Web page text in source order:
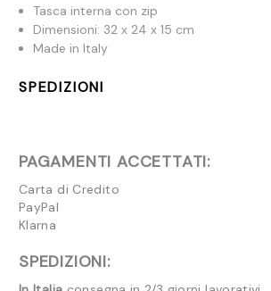
Tasca interna con zip
Dimensioni: 32 x 24 x 15 cm
Made in Italy
SPEDIZIONI
PAGAMENTI ACCETTATI:
Carta di Credito
PayPal
Klarna
SPEDIZIONI: